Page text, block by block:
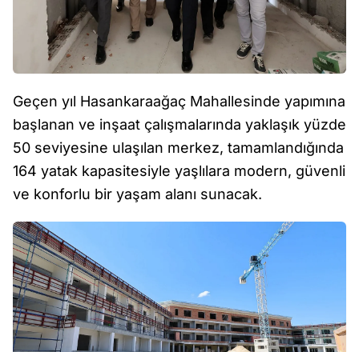
Geçen yıl Hasankaraağaç Mahallesinde yapımına
başlanan ve inşaat çalışmalarında yaklaşık yüzde
50 seviyesine ulaşılan merkez, tamamlandığında
164 yatak kapasitesiyle yaşlılara modern, güvenli
ve konforlu bir yaşam alanı sunacak.